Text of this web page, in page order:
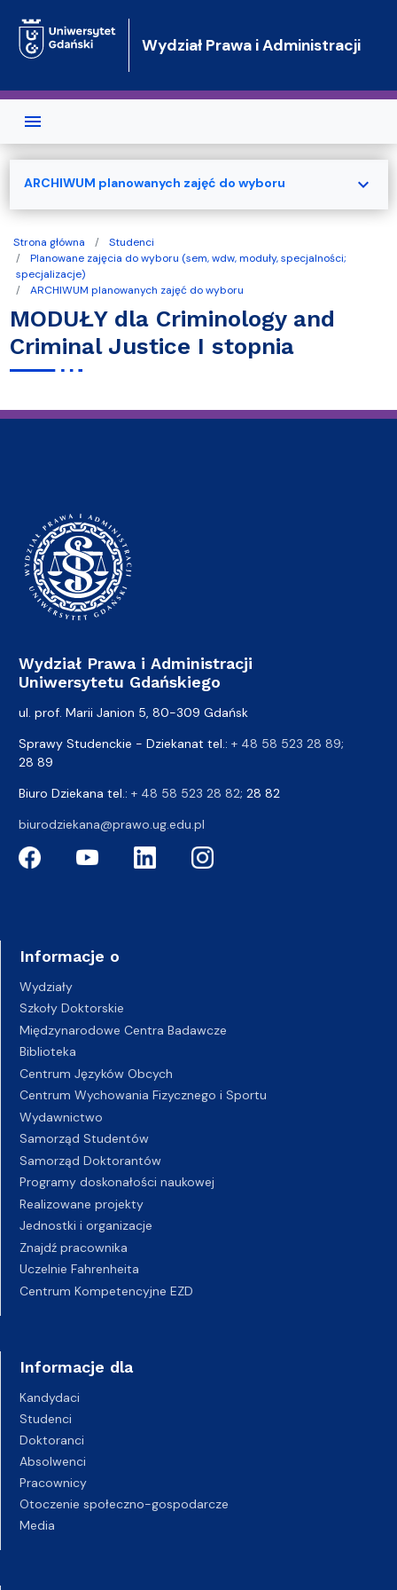
Wydział Prawa i Administracji
Strona główna
Studenci
Planowane zajęcia do wyboru (sem, wdw, moduły, specjalności;
specjalizacje)
ARCHIWUM planowanych zajęć do wyboru
MODUŁY dla Criminology and
Criminal Justice I stopnia
ARCHIWUM planowanych zajęć do wyboru expand_more
Wydział Prawa i Administracji
Uniwersytetu Gdańskiego
ul. prof. Marii Janion 5, 80-309 Gdańsk
Sprawy Studenckie - Dziekanat tel.: + 48 58 523 28 89;
28 89
Biuro Dziekana tel.: + 48 58 523 28 82; 28 82
biurodziekana@prawo.ug.edu.pl
Informacje o
Wydziały
Szkoły Doktorskie
Międzynarodowe Centra Badawcze
Biblioteka
Centrum Języków Obcych
Centrum Wychowania Fizycznego i Sportu
Wydawnictwo
Samorząd Studentów
Samorząd Doktorantów
Programy doskonałości naukowej
Realizowane projekty
Jednostki i organizacje
Znajdź pracownika
Uczelnie Fahrenheita
Centrum Kompetencyjne EZD
Informacje dla
Kandydaci
Studenci
Doktoranci
Absolwenci
Pracownicy
Otoczenie społeczno-gospodarcze
Media